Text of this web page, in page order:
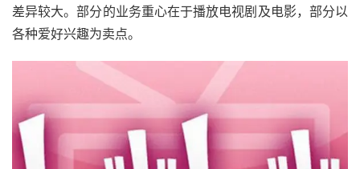
差异较大。部分的业务重心在于播放电视剧及电影，部分以
各种爱好兴趣为卖点。